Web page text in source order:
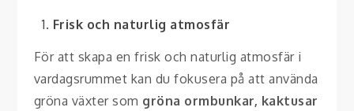
Frisk och naturlig atmosfär
För att skapa en frisk och naturlig atmosfär i
vardagsrummet kan du fokusera på att använda
gröna växter som gröna ormbunkar, kaktusar